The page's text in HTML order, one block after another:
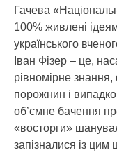
Гачева
100% живлені
українського
Іван Фізер – це,
рівномірне
порожнин і
об’ємне бачення
«восторги»
запізналися із